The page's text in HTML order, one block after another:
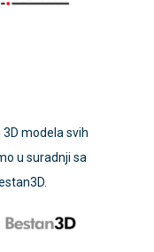
modela svih
u suradnji sa